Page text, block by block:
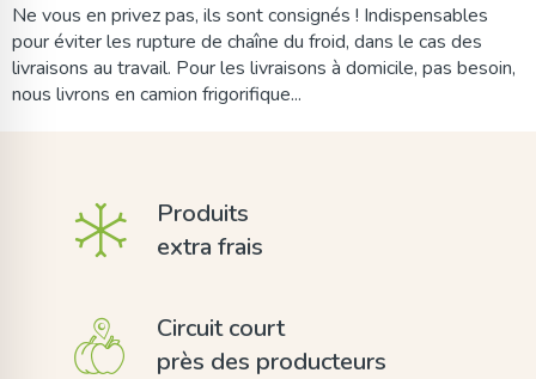
Ne vous en privez pas, ils sont consignés ! Indispensables
pour éviter les rupture de chaîne du froid, dans le cas des
livraisons au travail. Pour les livraisons à domicile, pas besoin,
nous livrons en camion frigorifique...
Produits
extra frais
Circuit court
près des producteurs